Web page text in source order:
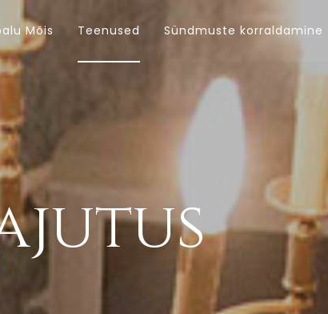
Mõis Teenused Sündmuste korraldamine